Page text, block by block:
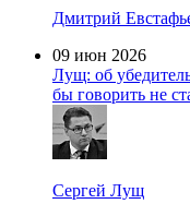
Дмитрий
09 июн 2026
Лущ: об
бы говорить не
Сергей Лущ